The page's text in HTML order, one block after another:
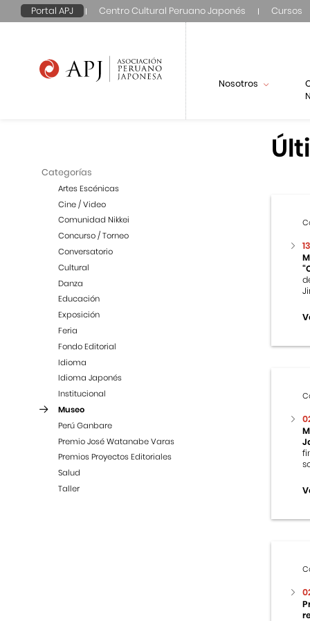
Portal APJ Centro Cultural Peruano Japonés Cursos
Nosotros
Categorías
Artes Escénicas
Cine / Video
Comunidad Nikkei
Concurso / Torneo
Conversatorio
Cultural
Danza
Educación
Exposición
Feria
Fondo Editorial
Idioma
Idioma Japonés
Institucional
Museo
Perú Ganbare
Premio José Watanabe Varas
Premios Proyectos Editoriales
Salud
Taller